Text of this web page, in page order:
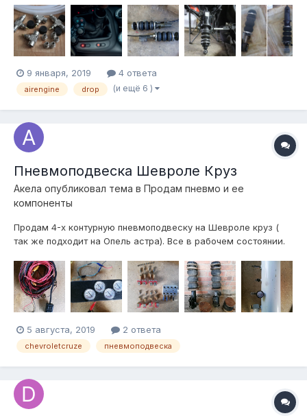
9 января, 2019 4 ответа
airengine drop (и ещё 6 )
Пневмоподвеска Шевроле Круз
Акела опубликовал тема в Продам пневмо и ее
компоненты
Продам 4-х контурную пневмоподвеску на Шевроле круз (
так же подходит на Опель астра). Все в рабочем состоянии.
площадкой в подстаканик, трубки на перед 8мм на зад 6мм,
пульт ( 6 кнопок, каждое колесо по отдельности, отдельно
только перед и отдельно...
5 августа, 2019 2 ответа
chevroletcruze пневмоподвеска